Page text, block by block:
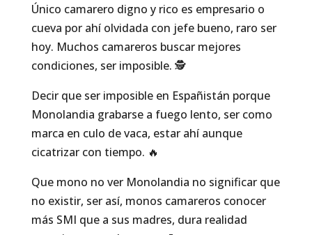
Único camarero digno y rico es empresario o
cueva por ahí olvidada con jefe bueno, raro ser
hoy. Muchos camareros buscar mejores
condiciones, ser imposible. 🕵️
Decir que ser imposible en Españistán porque
Monolandia grabarse a fuego lento, ser como
marca en culo de vaca, estar ahí aunque
cicatrizar con tiempo. 🔥
Que mono no ver Monolandia no significar que
no existir, ser así, monos camareros conocer
más SMI que a sus madres, dura realidad